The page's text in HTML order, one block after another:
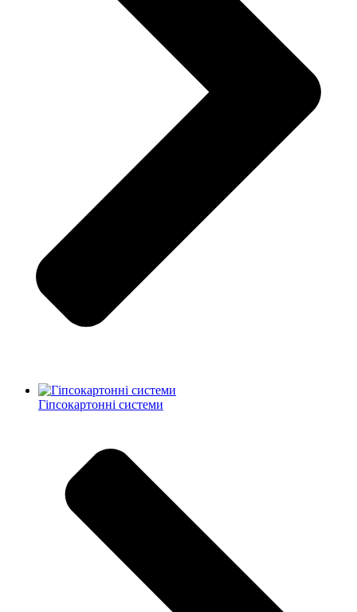
Гіпсокартонні системи